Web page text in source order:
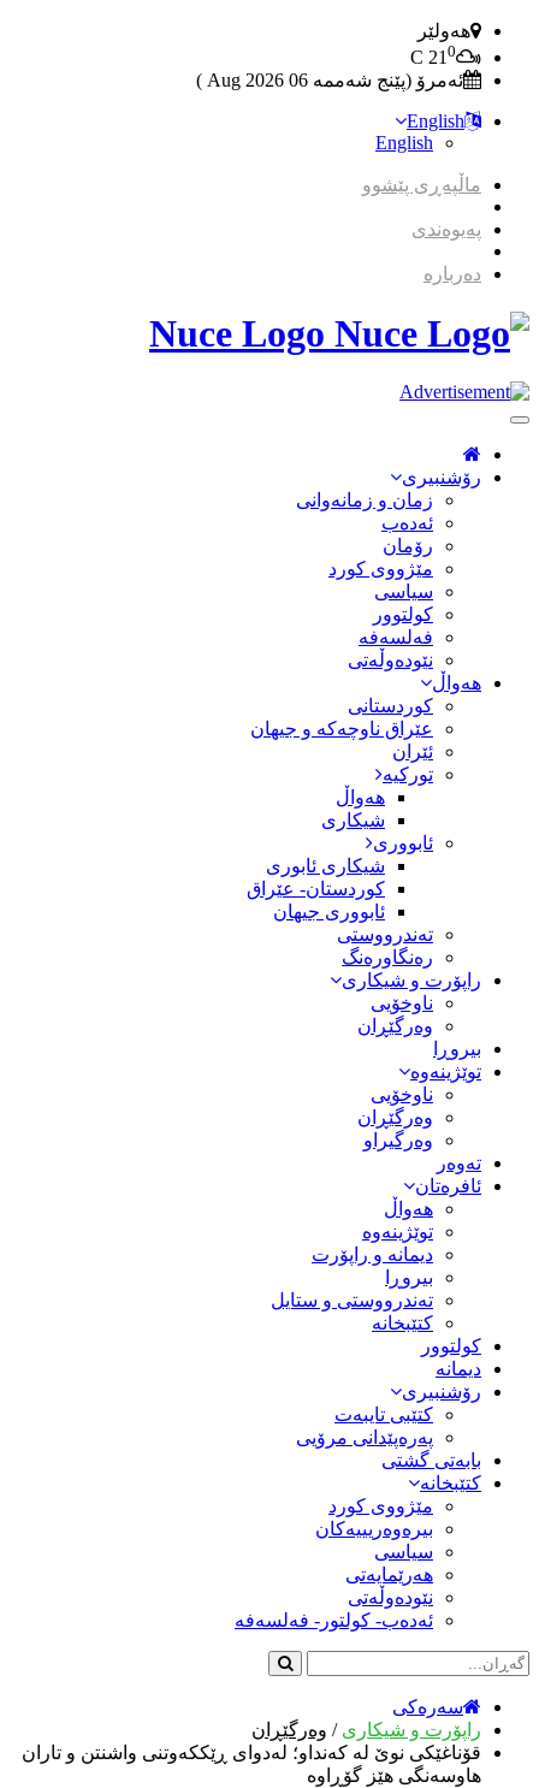
هەولێر
21 0
ئەمرۆ (پێنج شەممە 06 2026 Aug )
English
English
ماڵپەڕی پێشوو
پەیوەندی
دەربارە
Nuce Logo
Toggle
Navigation
رۆشنبیری
زمان و زمانه‌وانی
ئەدەب
رۆمان
مێژووى کورد
سیاسى
کولتوور
فەلسەفە
نێودەوڵەتی
هەواڵ
کوردستانی
عێراق ناوچەکە و جیهان
ئێران
تورکیە
هەواڵ
شیکاری
ئابووری
شیکاری ئابوری
کوردستان- عێراق
ئابووری جیهان
تەندرووستی
رەنگاورەنگ
راپۆرت و شیکاری
ناوخۆیی
وەرگێڕان
بیروڕا
توێژینەوە
ناوخۆیی
وەرگێڕان
وەرگیراو
تەوەر
ئافرەتان
هەواڵ
توێژینەوە
دیمانە و راپۆرت
بیروڕا
تەندرووستی و ستایل
کتێبخانە
کولتوور
دیمانە
رۆشنبیری
کتێبی تایبەت
پەرەپێدانی مرۆیی
بابەتی گشتی
کتێبخانە
مێژووى کورد
بیرەوەریییەکان
سیاسى
هەرێمایەتی
نێودەوڵەتی
ئەدەب- کولتور- فەلسەفە
سەرەکی
راپۆرت و شیکاری / وەرگێڕان
قۆناغێکی نوێ لە کەنداو؛ لەدوای ڕێککەوتنی واشنتن و تاران
هاوسەنگی هێز گۆڕاوە